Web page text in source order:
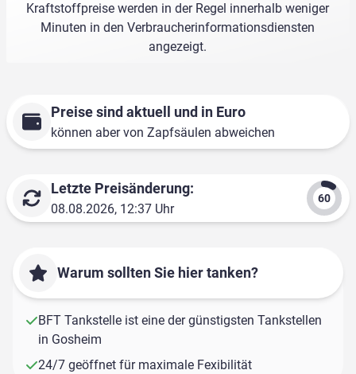
Kraftstoffpreise werden in der Regel innerhalb weniger
Minuten in den Verbraucherinformationsdiensten
angezeigt.
Preise sind aktuell und in Euro
können aber von Zapfsäulen abweichen
Letzte Preisänderung:
08.08.2026, 12:37 Uhr
Warum sollten Sie hier tanken?
BFT Tankstelle ist eine der günstigsten Tankstellen
in Gosheim
24/7 geöffnet für maximale Fexibilität